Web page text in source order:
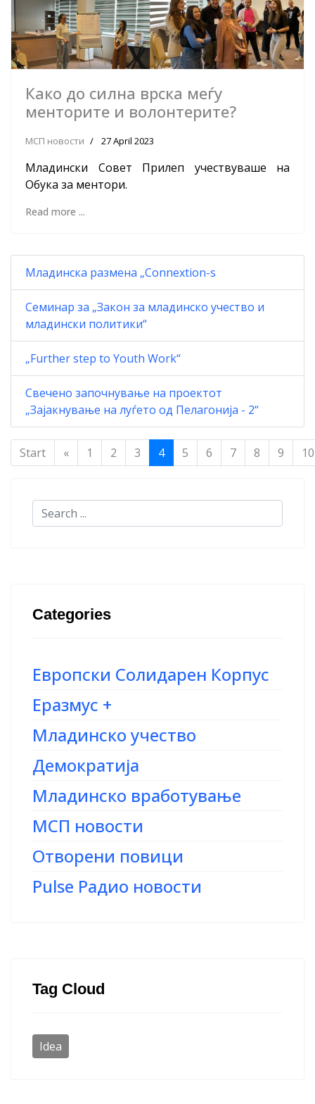
Како до силна врска меѓу
менторите и волонтерите?
МСП новости 27 April 2023
Младински Совет Прилеп учествуваше на
Обука за ментори.
Read more ...
Младинска размена „Connextion-s
Семинар за „Закон за младинско учество и
младински политики“
„Further step to Youth Work“
Свечено започнување на проектот
„Зајакнување на луѓето од Пелагонија - 2“
Start « 1 2 3 4 5 6 7 8 9 10
Categories
Европски Солидарен Корпус
Еразмус +
Младинско учество
Демократија
Младинско вработување
МСП новости
Отворени повици
Pulse Радио новости
Tag Cloud
Idea